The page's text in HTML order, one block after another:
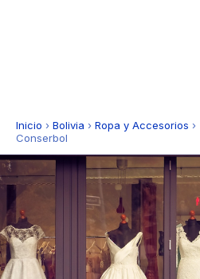
Inicio › Bolivia › Ropa y Accesorios ›
Conserbol